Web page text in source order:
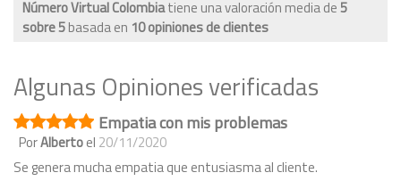
Número Virtual Colombiatiene una valoración media de5
sobre5basada en 10opiniones de clientes
Algunas Opiniones verificadas
Empatia con mis problemas
PorAlbertoel 20/11/2020
Se genera mucha empatia que entusiasma al cliente.